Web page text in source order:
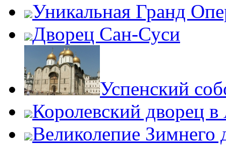
Уникальная Гранд
Дворец Сан-Суси
Успенский
Королевский дворец
Великолепие